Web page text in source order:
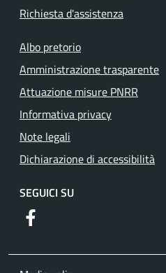
Richiesta d'assistenza
Albo pretorio
Amministrazione trasparente
Attuazione misure PNRR
Informativa privacy
Note legali
Dichiarazione di accessibilità
SEGUICI SU